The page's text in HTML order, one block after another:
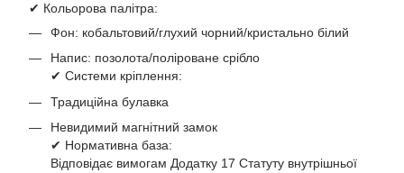
✔ Кольорова палітра:
Фон: кобальтовий/глухий чорний/кристально білий
Напис: позолота/поліроване срібло
✔ Системи кріплення:
Традиційна булавка
Невидимий магнітний замок
✔ Нормативна база:
Відповідає вимогам Додатку 17 Статуту внутрішньої